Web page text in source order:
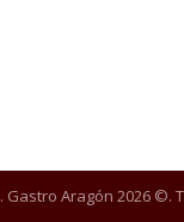
. Gastro Aragón 2026 ©.